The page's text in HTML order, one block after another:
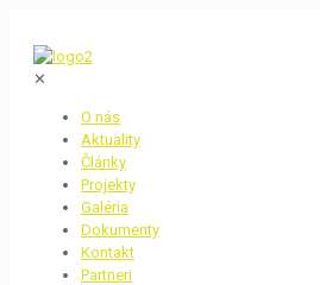
✕
O nás
Aktuality
Články
Projekty
Galéria
Dokumenty
Kontakt
Partneri